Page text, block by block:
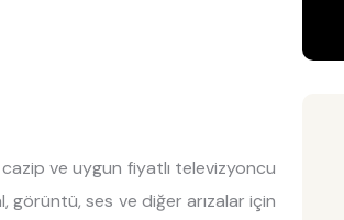
ve uygun fiyatlı televizyoncu
görüntü, ses ve diğer arızalar için